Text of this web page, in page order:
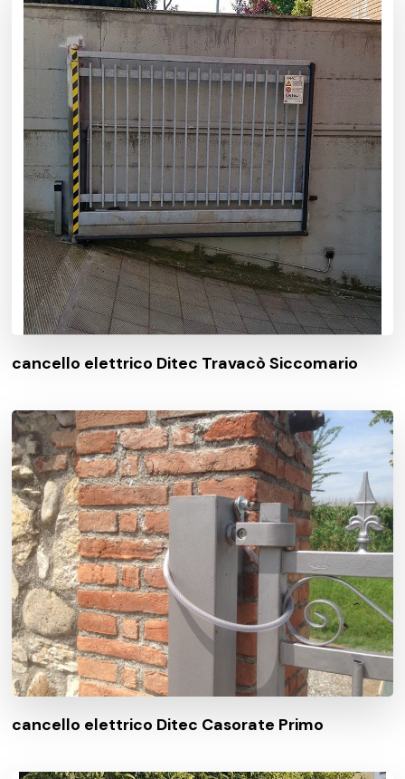
cancello elettrico Ditec Travacò Siccomario
cancello elettrico Ditec Casorate Primo